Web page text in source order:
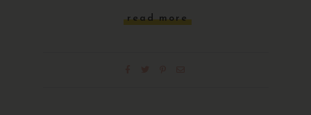
read more